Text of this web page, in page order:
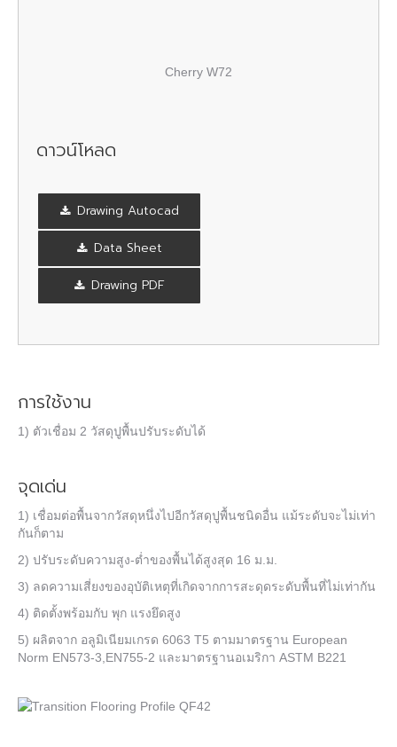
Cherry W72
ดาวน์โหลด
Drawing Autocad
Data Sheet
Drawing PDF
การใช้งาน
1) ตัวเชื่อม 2 วัสดุปูพื้นปรับระดับได้
จุดเด่น
1) เชื่อมต่อพื้นจากวัสดุหนึ่งไปอีกวัสดุปูพื้นชนิดอื่น แม้ระดับจะไม่เท่า
กันก็ตาม
2) ปรับระดับความสูง-ต่ำของพื้นได้สูงสุด 16 ม.ม.
3) ลดความเสี่ยงของอุบัติเหตุที่เกิดจากการสะดุดระดับพื้นที่ไม่เท่ากัน
4) ติดตั้งพร้อมกับ พุก แรงยึดสูง
5) ผลิตจาก อลูมิเนียมเกรด 6063 T5 ตามมาตรฐาน European
Norm EN573-3,EN755-2 และมาตรฐานอเมริกา ASTM B221